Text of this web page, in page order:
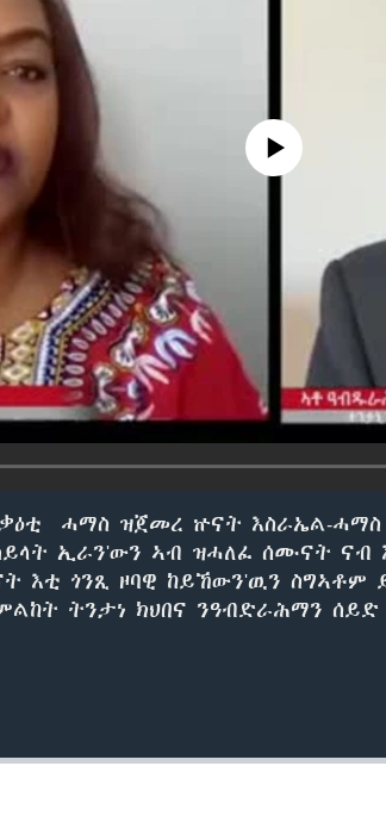
No media source currently
ሓማስ ዝጀመረ ኵናት እስራኤል-
ኢራን'ውን ኣብ ዝሓለፈ ሰሙናት
እቲ ጎንጺ ዞባዊ ከይኸውን'ዉን ስግኣቶም
ትንታነ ክህበና ንዓብድራሕማን ሰይድ